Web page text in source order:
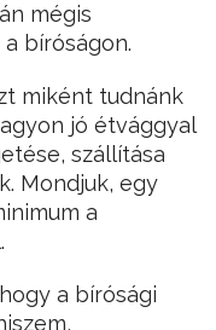
mégis
bíróságon.
miként tudnánk
jó étvággyal
szállítása
Mondjuk, egy
a
a bírósági